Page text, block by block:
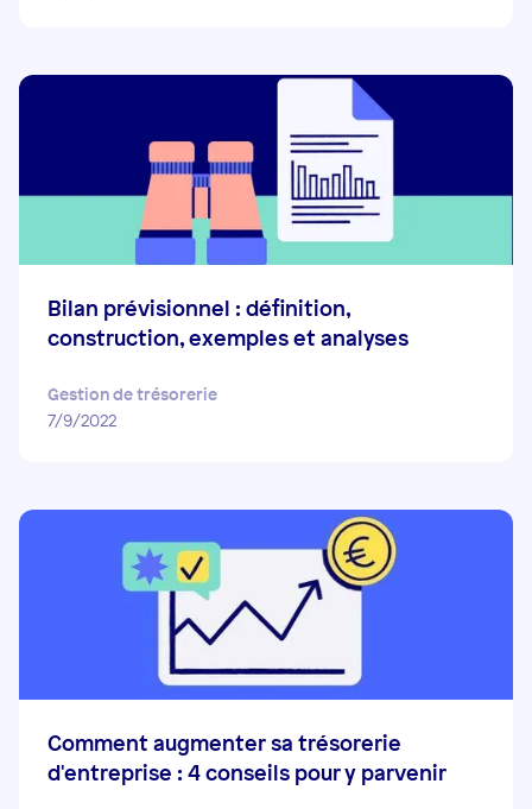
Bilan prévisionnel : définition,
construction, exemples et analyses
Gestion de trésorerie
7/9/2022
Comment augmenter sa trésorerie
d'entreprise : 4 conseils pour y parvenir